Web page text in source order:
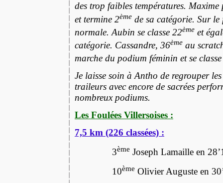
des trop faibles températures.
et termine 2ème de sa catégorie. Sur
normale. Aubin se classe 22ème et
catégorie. Cassandre, 36ème au
marche du podium féminin et se
Je laisse soin à Antho de regrouper
traileurs avec encore de sacrées
nombreux podiums.
Les Foulées Villersoises :
7,5 km (226 classées) :
3ème Joseph Lamaille en
10ème Olivier Auguste en